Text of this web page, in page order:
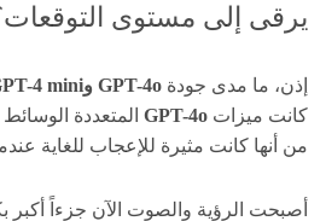
يرقى إلى مستوى
إذن، ما مدى جودة GPT-4o وGPT-4 mini
كانت ميزات GPT-4o المتعددة
من أنها كانت مثيرة للإعجاب للغاية
أصبحت الرؤية والصوت الآن جزءاً أكبر